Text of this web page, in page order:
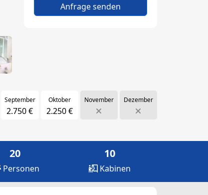
Anfrage senden
September
2.750 €
Oktober
2.250 €
November Dezember
20
Personen
10
Kabinen